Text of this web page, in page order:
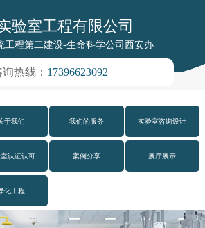
验室工程有限公司
工程第二建设-生命科学公司西安办
询热线： 17396623092
于我们 我们的服务 实验室咨询设计
认证认可 案例分享 展厅展示
化工程